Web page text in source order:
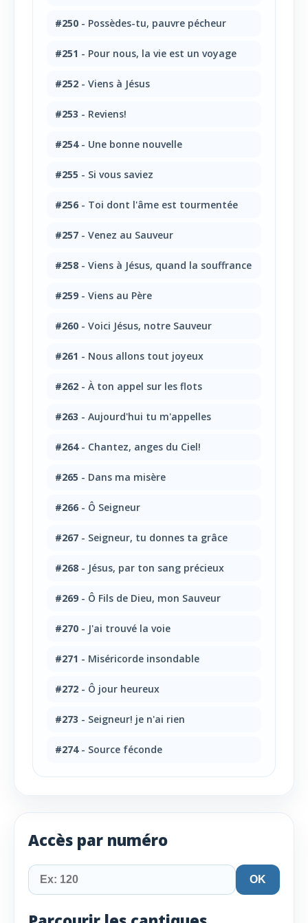
Accès par numéro
OK
#250 - Possèdes-tu, pauvre pécheur
#251 - Pour nous, la vie est un voyage
#252 - Viens à Jésus
#253 - Reviens!
#254- Une bonne nouvelle
#255 - Si vous saviez
#256 - Toi dont l'âme est tourmentée
#257 - Venez au Sauveur
#258 - Viens à Jésus, quand la souffrance
#259 - Viens au Père
#260 - Voici Jésus, notre Sauveur
#261 - Nous allons tout joyeux
#262 - À ton appel sur les flots
#263 - Aujourd'hui tu m'appelles
#264- Chantez, anges du Ciel!
#265 - Dans ma misère
#266 - Ô Seigneur
#267 - Seigneur, tu donnes ta grâce
#268 - Jésus, par ton sang précieux
#269 - Ô Fils de Dieu, mon Sauveur
#270 - J'ai trouvé la voie
#271 - Miséricorde insondable
#272 - Ô jour heureux
#273 - Seigneur! je n'ai rien
#274- Source féconde